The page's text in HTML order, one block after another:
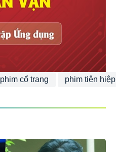
phim cổ trang phim tiên